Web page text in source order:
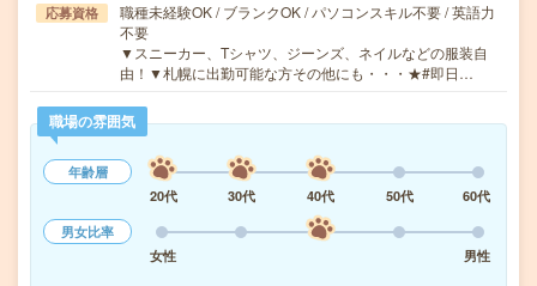
応募資格
職種未経験OK / ブランクOK / パソコンスキル不要 / 英語力
不要
▼スニーカー、Tシャツ、ジーンズ、ネイルなどの服装自
由！▼札幌に出勤可能な方その他にも・・・★#即日…
職場の雰囲気
年齢層
20代
30代 40代 50代
60代
男女比率
女性
男性